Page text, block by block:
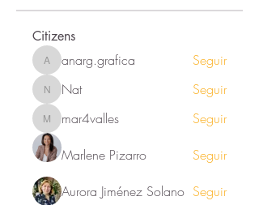
Citizens
anarg.grafica
anarg.grafica Seguir
NatNat Seguir
mar4valles
mar4valles Seguir
Marlene Pizarro Seguir
Aurora Jiménez Solano Seguir